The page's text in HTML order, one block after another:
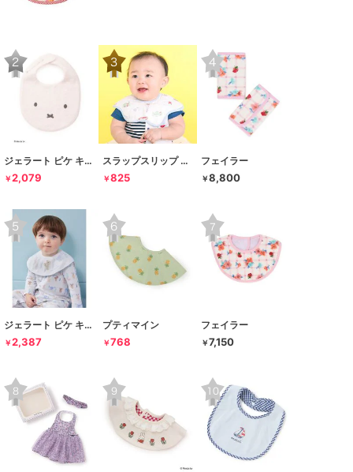
ジェラート ピケ キッズ＆ベビー
￥2,079
スラップスリップ ベビー
￥825
フェイラー
￥8,800
ジェラート ピケ キッズ＆ベビー
￥2,387
プティマイン
￥768
フェイラー
￥7,150